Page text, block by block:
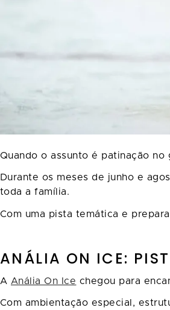
Quando o assunto é patinação
Durante os meses de junho e
toda a família.
Com uma pista temática e
ANÁLIA ON ICE:
A Anália On Ice chegou para
Com ambientação especial,